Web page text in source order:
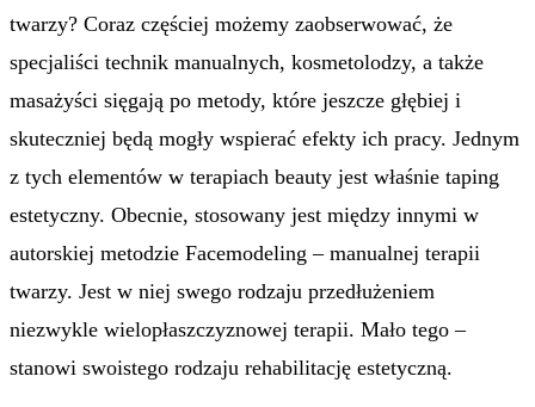
twarzy? Coraz częściej możemy zaobserwować, że
specjaliści technik manualnych, kosmetolodzy, a także
masażyści sięgają po metody, które jeszcze głębiej i
skuteczniej będą mogły wspierać efekty ich pracy. Jednym
z tych elementów w terapiach beauty jest właśnie taping
estetyczny. Obecnie, stosowany jest między innymi w
autorskiej metodzie Facemodeling – manualnej terapii
twarzy. Jest w niej swego rodzaju przedłużeniem
niezwykle wielopłaszczyznowej terapii. Mało tego –
stanowi swoistego rodzaju rehabilitację estetyczną.